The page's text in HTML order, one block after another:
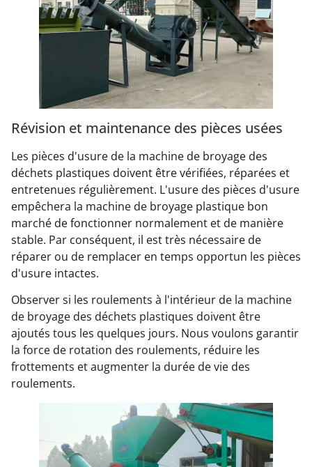
Révision et maintenance des pièces usées
Les pièces d'usure de la machine de broyage des
déchets plastiques doivent être vérifiées, réparées et
entretenues régulièrement. L'usure des pièces d'usure
empêchera la machine de broyage plastique bon
marché de fonctionner normalement et de manière
stable. Par conséquent, il est très nécessaire de
réparer ou de remplacer en temps opportun les pièces
d'usure intactes.
Observer si les roulements à l'intérieur de la machine
de broyage des déchets plastiques doivent être
ajoutés tous les quelques jours. Nous voulons garantir
la force de rotation des roulements, réduire les
frottements et augmenter la durée de vie des
roulements.